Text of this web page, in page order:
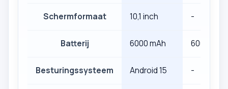
Schermformaat 10,1 inch -
Batterij 6000 mAh 6000 mAh
Besturingssysteem Android 15 -